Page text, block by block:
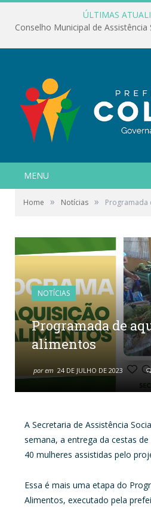
ÚLTIMAS
MENU
Home » Notícias » Programada
NOTÍCIAS
Programada de
alimentos
porem 24 DE JULHO DE 2023
A Secretaria de Assistência
semana, a entrega da cestas
40 mulheres assistidas pelo
Essa é mais uma etapa do
Alimentos, executado pela